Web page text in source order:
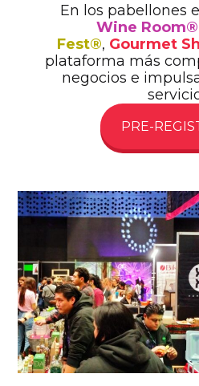
En los pabellones
Wine Room®
Fest®, Gourmet
plataforma más
negocios e
PRE-